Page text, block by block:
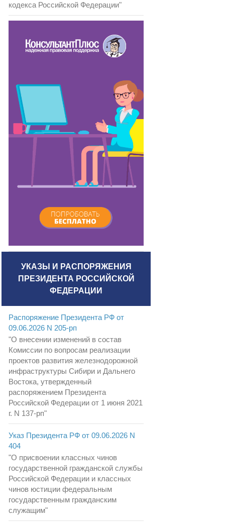
кодекса Российской Федерации"
УКАЗЫ И РАСПОРЯЖЕНИЯ
ПРЕЗИДЕНТА РОССИЙСКОЙ
ФЕДЕРАЦИИ
Распоряжение Президента РФ от
09.06.2026 N 205-рп
"О внесении изменений в состав
Комиссии по вопросам реализации
проектов развития железнодорожной
инфраструктуры Сибири и Дальнего
Востока, утвержденный
распоряжением Президента
Российской Федерации от 1 июня 2021
г. N 137-рп"
Указ Президента РФ от 09.06.2026 N
404
"О присвоении классных чинов
государственной гражданской службы
Российской Федерации и классных
чинов юстиции федеральным
государственным гражданским
служащим"